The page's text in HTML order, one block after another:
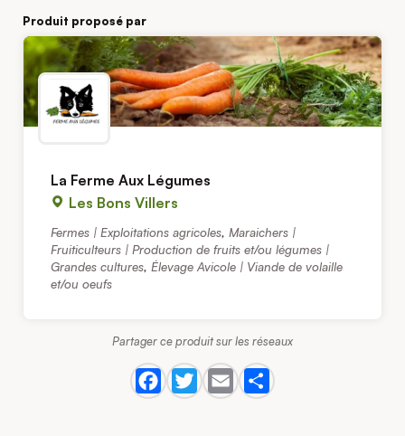
Produit proposé par
La Ferme Aux Légumes
Les Bons Villers
Fermes | Exploitations agricoles, Maraichers |
Fruiticulteurs | Production de fruits et/ou légumes |
Grandes cultures, Élevage Avicole | Viande de volaille
et/ou oeufs
Partager ce produit sur les réseaux